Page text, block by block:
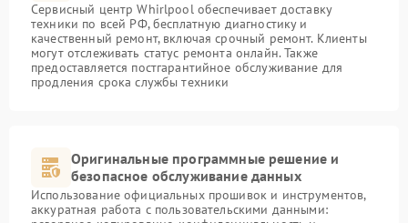
Сервисный центр Whirlpool обеспечивает доставку
техники по всей РФ, бесплатную диагностику и
качественный ремонт, включая срочный ремонт. Клиенты
могут отслеживать статус ремонта онлайн. Также
предоставляется постгарантийное обслуживание для
продления срока службы техники
Оригинальные программные решение и
безопасное обслуживание данных
Использование официальных прошивок и инструментов,
аккуратная работа с пользовательскими данными: